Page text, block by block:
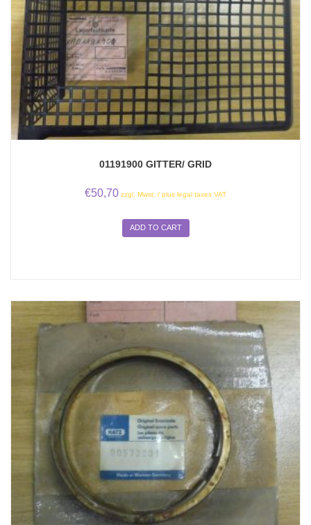
01191900 GITTER/ GRID
€50,70 zzgl. Mwst. / plus legal taxes VAT
ADD TO CART